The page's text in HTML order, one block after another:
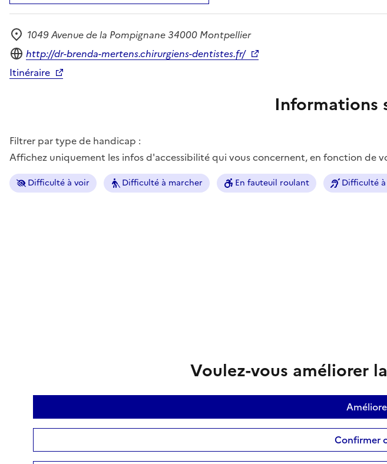
Adresse
1049 Avenue de la Pompignane 34000 Montpellier
Site internet
http://dr-brenda-mertens.chirurgiens-dentistes.fr/
Itinéraire
Informations
Filtrer par type de handicap :
Affichez uniquement les infos d'accessibilité qui vous concernent, en fonction de
Difficulté à voir Difficulté à marcher En fauteuil roulant Difficulté
Voulez-vous améliorer
Confirmer